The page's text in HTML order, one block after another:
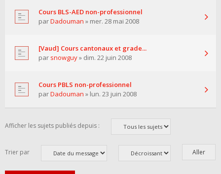
Cours BLS-AED non-professionnel
parDadouman » mer. 28 mai 2008
[Vaud] Cours cantonaux et grade...
par snowguy» dim. 22 juin 2008
Cours PBLS non-professionnel
parDadouman » lun. 23 juin 2008
Afficher les sujets publiés depuis :
Trier par